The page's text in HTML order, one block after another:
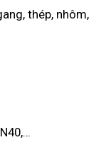
thép, nhôm,